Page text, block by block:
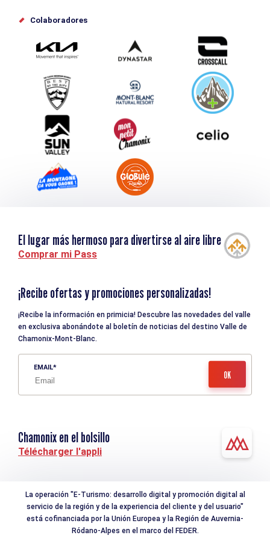
Offices de tourisme
Envíe su evento
Service groupes et séminaires
Descargar
Turismo y discapacidad
Colaboradores
El lugar más hermoso para divertirse al aire libre
Comprar mi Pass
¡Recibe ofertas y promociones personalizadas!
¡Recibe la información en primicia! Descubre las novedades del valle
en exclusiva abonándote al boletín de noticias del destino Valle de
Chamonix-Mont-Blanc.
EMAIL
Chamonix en el bolsillo
Télécharger l'appli
La operación "E-Turismo: desarrollo digital y promoción digital al
servicio de la región y de la experiencia del cliente y del usuario"
está cofinanciada por la Unión Europea y la Región de Auvernia-
Ródano-Alpes en el marco del FEDER.